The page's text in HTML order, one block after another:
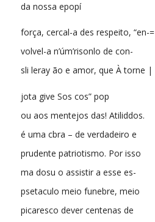
da nossa epopí
força, cercal-a des respeito, “en-=
volvel-a n’úm’risonlo de con-
sli leray ão e amor, que À torne |
jota give Sos cos” pop
ou aos mentejos das! Atiliddos.
é uma cbra – de verdadeiro e
prudente patriotismo. Por isso
ma dosu o assistir a esse es-
psetaculo meio funebre, meio
picaresco dever centenas de